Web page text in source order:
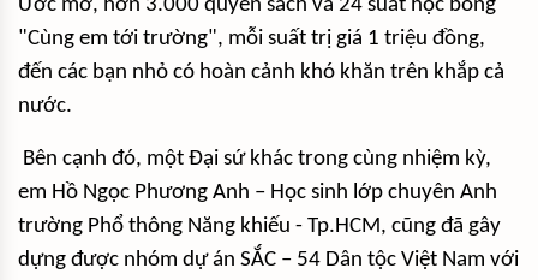
Ước mơ, hơn 3.000 quyển sách và 24 suất học bổng
"Cùng em tới trường", mỗi suất trị giá 1 triệu đồng,
đến các bạn nhỏ có hoàn cảnh khó khăn trên khắp cả
nước.
Bên cạnh đó, một Đại sứ khác trong cùng nhiệm kỳ,
em Hồ Ngọc Phương Anh – Học sinh lớp chuyên Anh
trường Phổ thông Năng khiếu - Tp.HCM, cũng đã gây
dựng được nhóm dự án SẮC – 54 Dân tộc Việt Nam với